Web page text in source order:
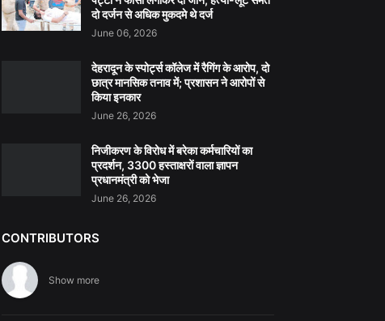
दो दर्जन से अधिक मुकदमे थे दर्ज
June 06, 2026
देहरादून के स्पोर्ट्स कॉलेज में रैगिंग के आरोप, दो
छात्र मानसिक तनाव में; प्रशासन ने आरोपों से
किया इनकार
June 26, 2026
निजीकरण के विरोध में बरेका कर्मचारियों का
प्रदर्शन, 3300 हस्ताक्षरों वाला ज्ञापन
प्रधानमंत्री को भेजा
June 26, 2026
CONTRIBUTORS
Show more